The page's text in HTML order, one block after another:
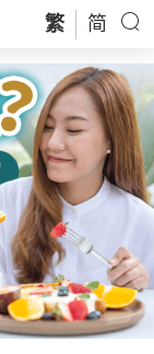
繁 简